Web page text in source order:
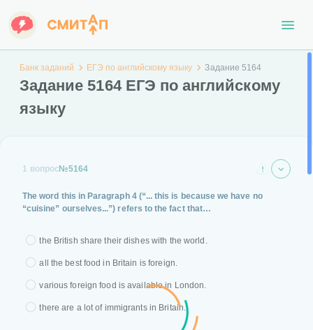
Банк заданий ЕГЭ по английскому языку Задание 5164
Задание 5164 ЕГЭ по английскому
языку
1 вопрос№5164
The word this in Paragraph 4 (“... this is because we have no
“cuisine” ourselves...”) refers to the fact that…
the British share their dishes with the world.
all the best food in Britain is foreign.
various foreign food is available in London.
there are a lot of immigrants in Britain.